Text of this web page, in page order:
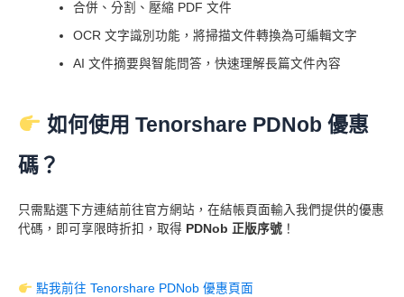
合併、分割、壓縮 PDF 文件
OCR 文字識別功能，將掃描文件轉換為可編輯文字
AI 文件摘要與智能問答，快速理解長篇文件內容
如何使用 Tenorshare PDNob 優惠
碼？
只需點選下方連結前往官方網站，在結帳頁面輸入我們提供的優惠
代碼，即可享限時折扣，取得 PDNob 正版序號 ！
點我前往 Tenorshare PDNob 優惠頁面